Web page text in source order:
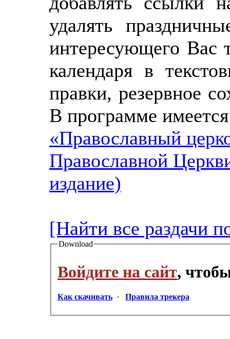
удалять
интересующего Вас
календаря в
правки, резервное
В программе
«Православный
Православной
издание)
[Найти все раздачи
Download
Войдите на сайт,
Как скачивать · Правила трекера